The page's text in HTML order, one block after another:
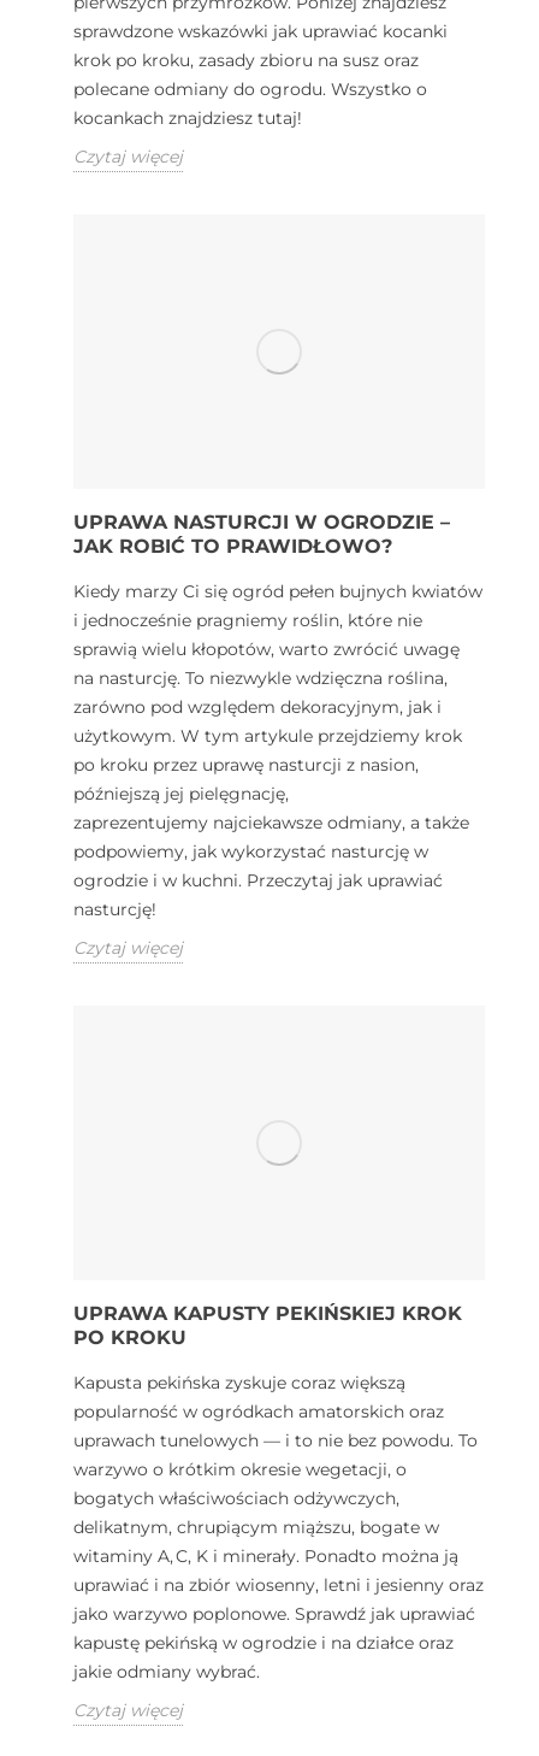
sprawdzone wskazówki jak uprawiać kocanki
krok po kroku, zasady zbioru na susz oraz
polecane odmiany do ogrodu. Wszystko o
kocankach znajdziesz tutaj!
Czytaj więcej
UPRAWA NASTURCJI W OGRODZIE –
JAK ROBIĆ TO PRAWIDŁOWO?
Kiedy marzy Ci się ogród pełen bujnych kwiatów
i jednocześnie pragniemy roślin, które nie
sprawią wielu kłopotów, warto zwrócić uwagę
na nasturcję. To niezwykle wdzięczna roślina,
zarówno pod względem dekoracyjnym, jak i
użytkowym. W tym artykule przejdziemy krok
po kroku przez uprawę nasturcji z nasion,
późniejszą jej pielęgnację,
zaprezentujemy najciekawsze odmiany, a także
podpowiemy, jak wykorzystać nasturcję w
ogrodzie i w kuchni. Przeczytaj jak uprawiać
nasturcję!
Czytaj więcej
UPRAWA KAPUSTY PEKIŃSKIEJ KROK
PO KROKU
Kapusta pekińska zyskuje coraz większą
popularność w ogródkach amatorskich oraz
uprawach tunelowych — i to nie bez powodu. To
warzywo o krótkim okresie wegetacji, o
bogatych właściwościach odżywczych,
delikatnym, chrupiącym miąższu, bogate w
witaminy A, C, K i minerały. Ponadto można ją
uprawiać i na zbiór wiosenny, letni i jesienny oraz
jako warzywo poplonowe. Sprawdź jak uprawiać
kapustę pekińską w ogrodzie i na działce oraz
jakie odmiany wybrać.
Czytaj więcej